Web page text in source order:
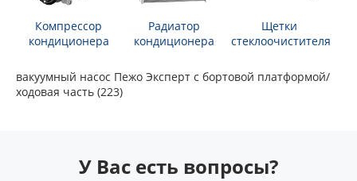
Компрессор
кондиционера
Радиатор
кондиционера
Щетки
стеклоочистителя
вакуумный насос Пежо Эксперт c бортовой платформой/
ходовая часть (223)
У Вас есть вопросы?